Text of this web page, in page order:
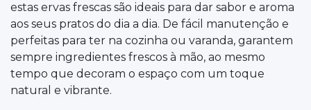
estas ervas frescas são ideais para dar sabor e aroma
aos seus pratos do dia a dia. De fácil manutenção e
perfeitas para ter na cozinha ou varanda, garantem
sempre ingredientes frescos à mão, ao mesmo
tempo que decoram o espaço com um toque
natural e vibrante.